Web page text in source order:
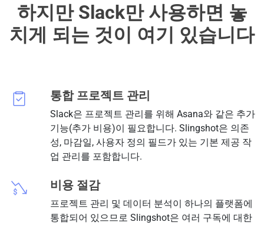
하지만 Slack만 사용하면 놓
치게 되는 것이 여기 있습니다
통합 프로젝트 관리
Slack은 프로젝트 관리를 위해 Asana와 같은 추가
기능(추가 비용)이 필요합니다. Slingshot은 의존
성, 마감일, 사용자 정의 필드가 있는 기본 제공 작
업 관리를 포함합니다.
비용 절감
프로젝트 관리 및 데이터 분석이 하나의 플랫폼에
통합되어 있으므로 Slingshot은 여러 구독에 대한